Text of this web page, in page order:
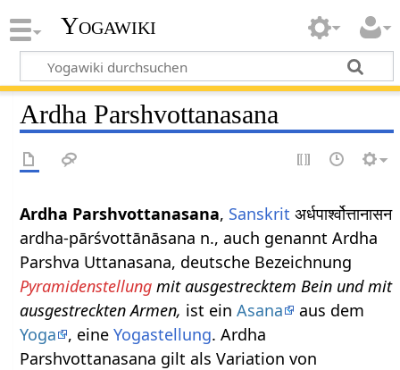
Yogawiki
Ardha Parshvottanasana
Ardha Parshvottanasana, Sanskrit अर्धपार्श्वोत्तानासन
ardha-pārśvottānāsana n., auch genannt Ardha
Parshva Uttanasana, deutsche Bezeichnung
Pyramidenstellung mit ausgestrecktem Bein und mit
ausgestreckten Armen, ist einAsana
aus dem
Yoga
, eineYogastellung. Ardha
Parshvottanasana gilt als Variation von